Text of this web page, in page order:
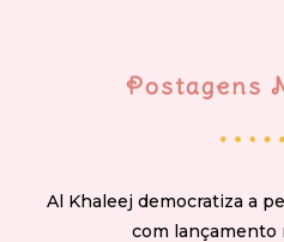
Postagens
Al Khaleej democratiza a
com lançamento